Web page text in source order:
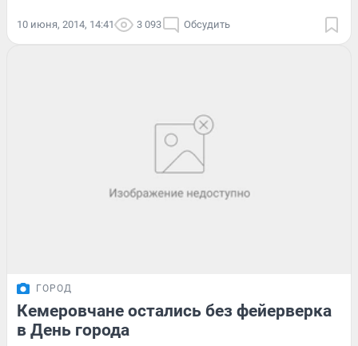
10 июня, 2014, 14:41 3 093 Обсудить
ГОРОД
Кемеровчане остались без фейерверка
в День города